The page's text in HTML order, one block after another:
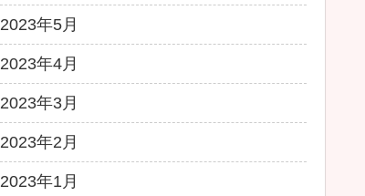
2023年5月
2023年4月
2023年3月
2023年2月
2023年1月